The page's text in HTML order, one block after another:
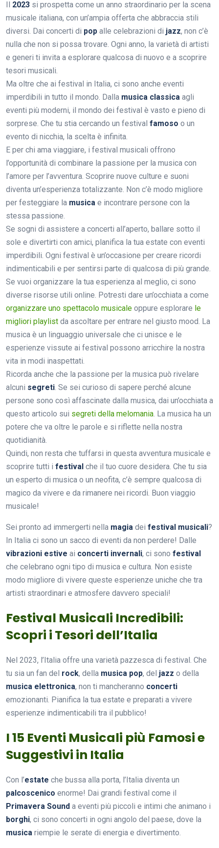
Il 2023 si prospetta come un anno straordinario per la scena
musicale italiana, con un’ampia offerta che abbraccia stili
diversi. Dai concerti di pop alle celebrazioni di jazz, non c’è
nulla che non si possa trovare. Ogni anno, la varietà di artisti
e generi ti invita a esplorare qualcosa di nuovo e a scoprire
tesori musicali.
Ma oltre che ai festival in Italia, ci sono anche eventi
imperdibili in tutto il mondo. Dalla musica classica agli
eventi più moderni, il mondo dei festival è vasto e pieno di
sorprese. Che tu stia cercando un festival famoso o un
evento di nicchia, la scelta è infinita.
E per chi ama viaggiare, i festival musicali offrono
l’opportunità di combinare la passione per la musica con
l’amore per l’avventura. Scoprire nuove culture e suoni
diventa un’esperienza totalizzante. Non c’è modo migliore
per festeggiare la musica e incontrare persone con la
stessa passione.
Se sogni di assistere a concerti all’aperto, ballare sotto il
sole e divertirti con amici, planifica la tua estate con eventi
imperdibili. Ogni festival è un’occasione per creare ricordi
indimenticabili e per sentirsi parte di qualcosa di più grande.
Se vuoi organizzare la tua esperienza al meglio, ci sono
diverse risorse utili online. Potresti dare un’occhiata a come
organizzare uno spettacolo musicale oppure esplorare le
migliori playlist da ascoltare per entrare nel giusto mood. La
musica è un linguaggio universale che ci unisce e le
esperienze vissute ai festival possono arricchire la nostra
vita in modi inaspettati.
Ricorda anche che la passione per la musica può rivelare
alcuni segreti . Se sei curioso di sapere perché alcune
persone sono così affascinate dalla musica, dai un’occhiata a
questo articolo sui segreti della melomania . La musica ha un
potere che va oltre le parole e si riflette nella nostra
quotidianità.
Quindi, non resta che tuffarsi in questa avventura musicale e
scoprire tutti i festival che il tuo cuore desidera. Che tu sia
un esperto di musica o un neofita, c’è sempre qualcosa di
magico da vivere e da rimanere nei ricordi. Buon viaggio
musicale!
Sei pronto ad immergerti nella magia dei festival musicali?
In Italia ci sono un sacco di eventi da non perdere! Dalle
vibrazioni estive ai concerti invernali, ci sono festival
che celebrano ogni tipo di musica e cultura. Non esiste
modo migliore di vivere queste esperienze uniche che tra
artisti straordinari e atmosfere davvero speciali!
Festival Musicali Incredibili:
Scopri i Tesori dell’Italia
Nel 2023, l’Italia offre una varietà pazzesca di festival. Che
tu sia un fan del rock, della musica pop, del jazz o della
musica elettronica, non ti mancheranno concerti
emozionanti. Pianifica la tua estate e preparati a vivere
esperienze indimenticabili tra il pubblico!
I 15 Eventi Musicali più Famosi e
Suggestivi in Italia
Con l’estate che bussa alla porta, l’Italia diventa un
palcoscenico enorme! Dai grandi festival come il
Primavera Sound a eventi più piccoli e intimi che animano i
borghi, ci sono concerti in ogni angolo del paese, dove la
musica riempie le serate di energia e divertimento.